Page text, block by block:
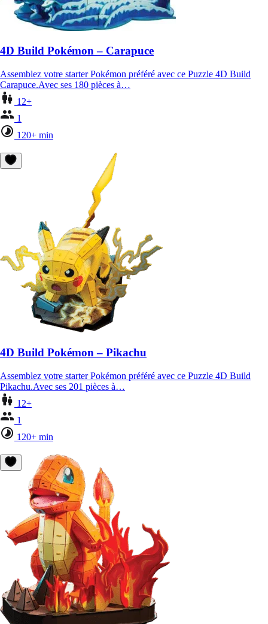
4D Build Pokémon – Carapuce
Assemblez votre starter Pokémon préféré avec ce Puzzle 4D Build
Carapuce.Avec ses 180 pièces à…
12+
1
120+ min
4D Build Pokémon – Pikachu
Assemblez votre starter Pokémon préféré avec ce Puzzle 4D Build
Pikachu.Avec ses 201 pièces à…
12+
1
120+ min